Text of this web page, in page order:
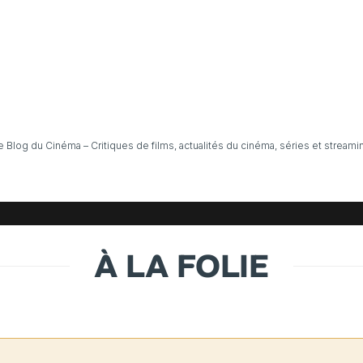
Blog du Cinéma – Critiques de films, actualités du cinéma, séries et
À LA FOLIE